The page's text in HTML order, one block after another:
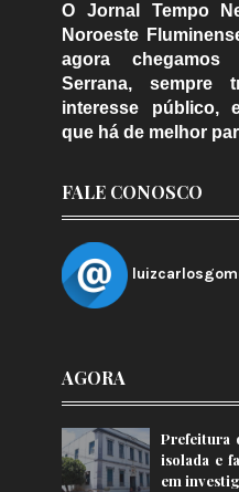
O Jornal Tempo
Noroeste
agora chegamos
Serrana, sempre
interesse público,
que há de melhor
FALE CONOSCO
AGORA
Prefeitura
isolada e
em